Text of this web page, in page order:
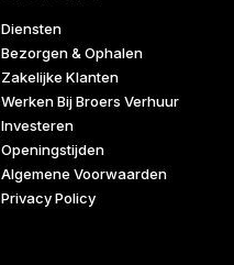
Diensten
Bezorgen & Ophalen
Zakelijke Klanten
Werken Bij Broers Verhuur
Investeren
Openingstijden
Algemene Voorwaarden
Privacy Policy